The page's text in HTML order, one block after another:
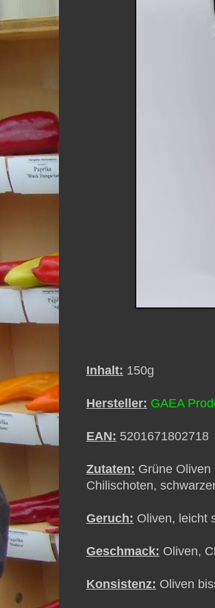
Inhalt: 150g
Hersteller: GAEA
EAN: 5201671802718
Zutaten: Grüne
Chilischoten,
Geruch: Oliven, leicht
Geschmack: Oliven,
Konsistenz: Oliven